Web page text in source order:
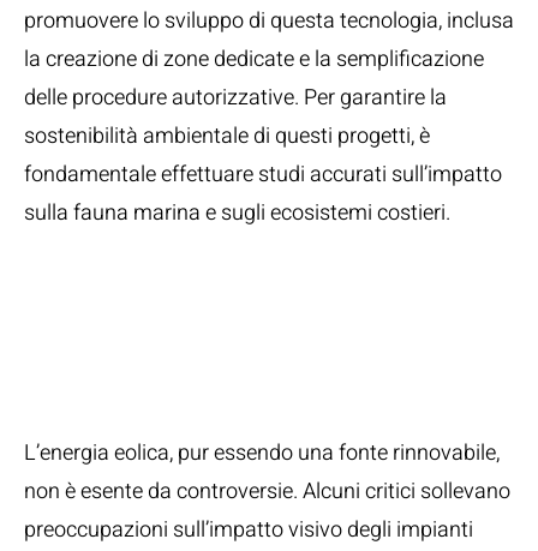
promuovere lo sviluppo di questa tecnologia, inclusa
la creazione di zone dedicate e la semplificazione
delle procedure autorizzative. Per garantire la
sostenibilità ambientale di questi progetti, è
fondamentale effettuare studi accurati sull’impatto
sulla fauna marina e sugli ecosistemi costieri.
L’energia eolica, pur essendo una fonte rinnovabile,
non è esente da controversie. Alcuni critici sollevano
preoccupazioni sull’impatto visivo degli impianti